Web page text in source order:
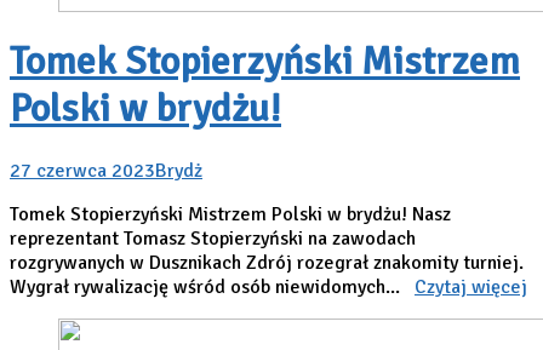
Tomek Stopierzyński Mistrzem
Polski w brydżu!
27 czerwca 2023Brydż
Tomek Stopierzyński Mistrzem Polski w brydżu! Nasz
reprezentant Tomasz Stopierzyński na zawodach
rozgrywanych w Dusznikach Zdrój rozegrał znakomity turniej.
Wygrał rywalizację wśród osób niewidomych... Czytaj więcej